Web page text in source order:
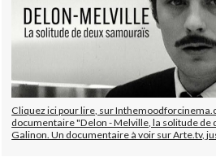
Cliquez ici pour lire, sur
documentaire "Delon - Melville, la solitude de
Galinon. Un documentaire à voir sur Arte.tv,